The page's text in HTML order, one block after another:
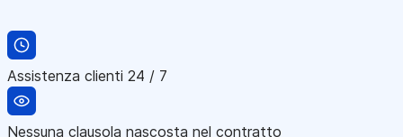
Assistenza clienti 24 / 7
Nessuna clausola nascosta nel contratto